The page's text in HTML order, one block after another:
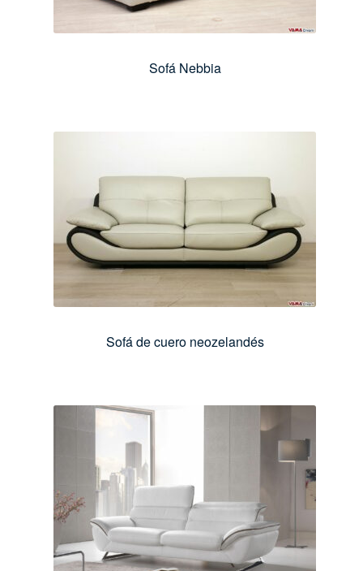
Sofá Nebbia
Sofá de cuero neozelandés